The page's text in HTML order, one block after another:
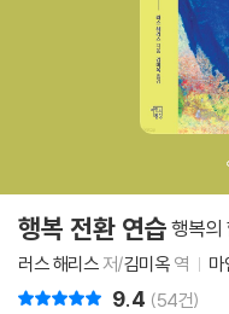
행복 전환 연습 행복의
러스 해리스저/김미옥역 마
9.4 (54건)